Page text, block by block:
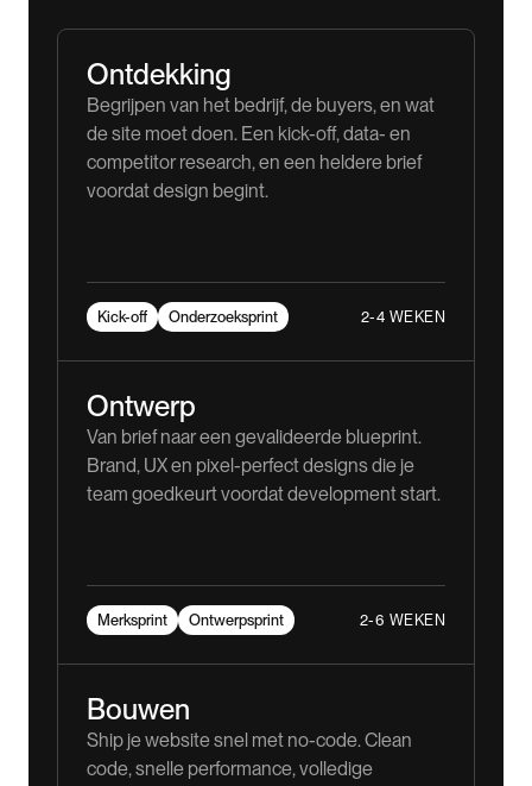
Ontdekking
Begrijpen van het bedrijf, de buyers, en wat
de site moet doen. Een kick-off, data- en
competitor research, en een heldere brief
voordat design begint.
Kick-off Onderzoeksprint 2-4 WEKEN
Ontwerp
Van brief naar een gevalideerde blueprint.
Brand, UX en pixel-perfect designs die je
team goedkeurt voordat development start.
Merksprint Ontwerpsprint 2-6 WEKEN
Bouwen
Ship je website snel met no-code. Clean
code, snelle performance, volledige